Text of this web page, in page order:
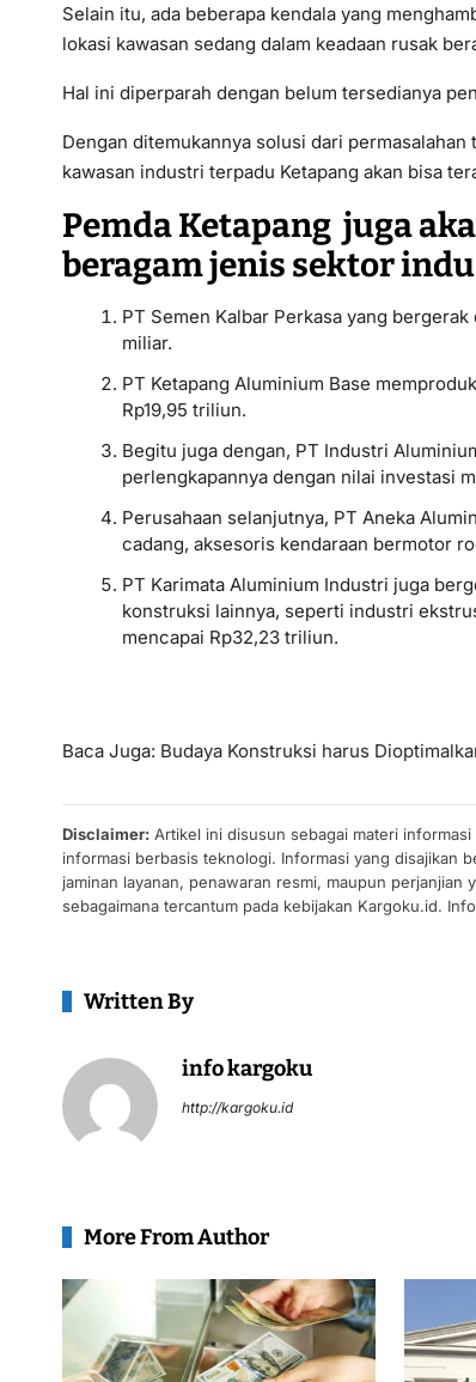
Selain itu, ada beberapa kendala yang
lokasi kawasan sedang dalam keadaan rusak
Hal ini diperparah dengan belum tersedianya
Dengan ditemukannya solusi dari
kawasan industri terpadu Ketapang akan bisa
Pemda Ketapang juga
beragam jenis sektor
PT Semen Kalbar Perkasa yang
miliar.
PT Ketapang Aluminium Base
Rp19,95 triliun.
Begitu juga dengan, PT Industri
perlengkapannya dengan nilai investasi
Perusahaan selanjutnya, PT Aneka
cadang, aksesoris kendaraan bermotor
PT Karimata Aluminium Industri juga
konstruksi lainnya, seperti industri
mencapai Rp32,23 triliun.
Baca Juga: Budaya Konstruksi harus
Disclaimer: Artikel ini disusun sebagai materi
informasi berbasis teknologi. Informasi yang disajikan
jaminan layanan, penawaran resmi, maupun
sebagaimana tercantum pada kebijakan Kargoku.id.
Written By
info kargoku
http://kargoku.id
More From Author